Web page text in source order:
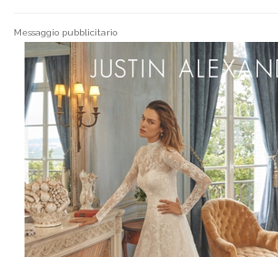
Messaggio pubblicitario